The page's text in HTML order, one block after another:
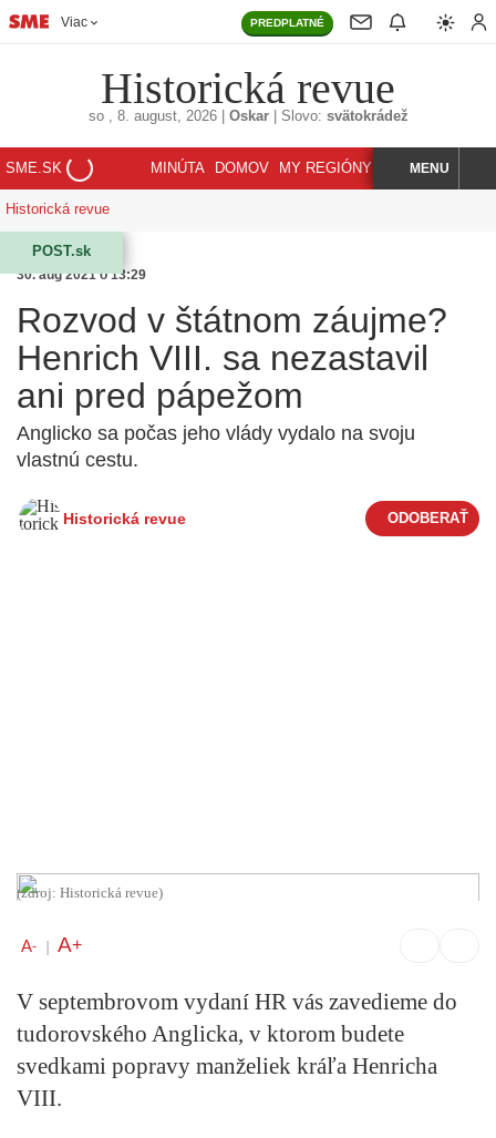
Viac PREDPLATNÉ
Historická revue
so, 8. august, 2026| Oskar| Slovo: svätokrádež
SME.SK MINÚTA DOMOV MY REGIÓNY KORZÁR
HĽADAJMENU
Historická revue
POST.sk
30. aug 2021 o 13:29
Rozvod v štátnom záujme?
Henrich VIII. sa nezastavil
ani pred pápežom
Anglicko sa počas jeho vlády vydalo na svoju
vlastnú cestu.
Historická revue
(zdroj: Historická revue)
A- | A+
V septembrovom vydaní HR vás zavedieme do
tudorovského Anglicka, v ktorom budete
svedkami popravy manželiek kráľa Henricha
VIII.